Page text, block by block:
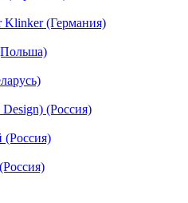
Klinker (Германия)
(Россия)